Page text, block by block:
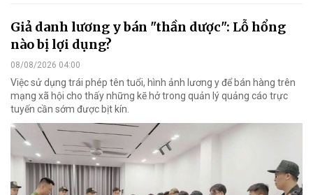
Giả danh lương y bán "thần dược": Lỗ hổng
nào bị lợi dụng?
08/08/2026 04:00
Việc sử dụng trái phép tên tuổi, hình ảnh lương y để bán hàng trên
mạng xã hội cho thấy những kẽ hở trong quản lý quảng cáo trực
tuyến cần sớm được bịt kín.